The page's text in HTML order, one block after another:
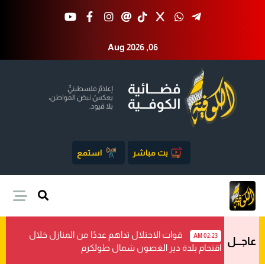
Aug 2026 ,06
بث مباشر استمع
عاجـــل 02:23 AM
قوات الاحتلال تداهم عددًا من المنازل خلال
اقتحام بلدة دير الغصون شمال طولكرم